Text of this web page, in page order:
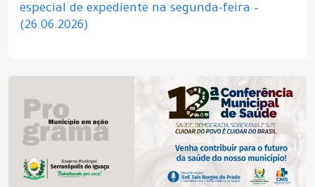
especial de expediente na segunda-feira –
(26.06.2026)